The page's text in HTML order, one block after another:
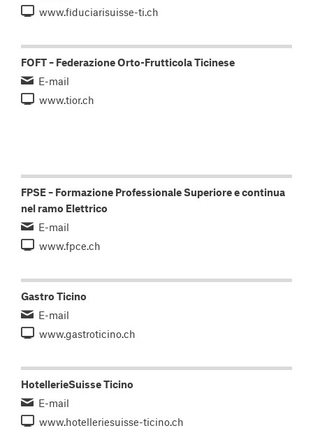
www.fiduciarisuisse-ti.ch
FOFT – Federazione Orto-Frutticola Ticinese
E-mail
www.tior.ch
FPSE – Formazione Professionale Superiore e continua
nel ramo Elettrico
E-mail
www.fpce.ch
Gastro Ticino
E-mail
www.gastroticino.ch
HotellerieSuisse Ticino
E-mail
www.hotelleriesuisse-ticino.ch